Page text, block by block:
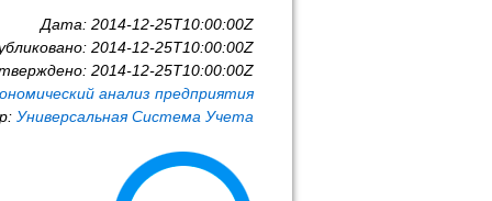
Дата: 2014-12-25T10:00:00Z
2014-12-25T10:00:00Z
2014-12-25T10:00:00Z
анализ предприятия
Универсальная Система Учета